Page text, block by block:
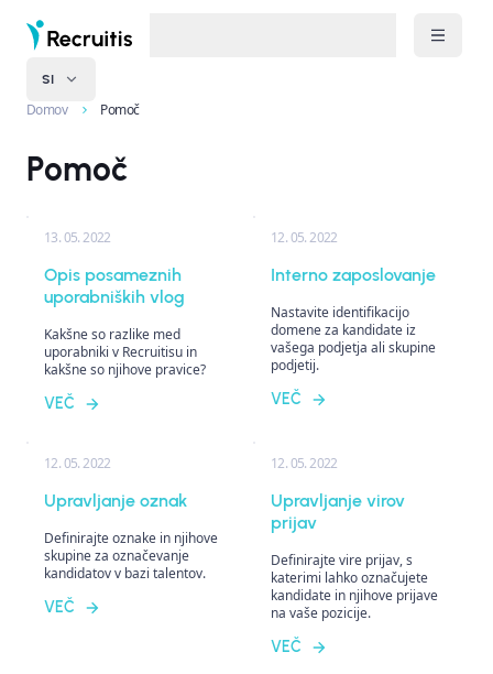
SI
Domov Pomoč
Pomoč
13. 05. 2022
Opis posameznih
uporabniških vlog
Kakšne so razlike med
uporabniki v Recruitisu in
kakšne so njihove pravice?
VEČ
12. 05. 2022
Interno zaposlovanje
Nastavite identifikacijo
domene za kandidate iz
vašega podjetja ali skupine
podjetij.
VEČ
12. 05. 2022
Upravljanje oznak
Definirajte oznake in njihove
skupine za označevanje
kandidatov v bazi talentov.
VEČ
12. 05. 2022
Upravljanje virov
prijav
Definirajte vire prijav, s
katerimi lahko označujete
kandidate in njihove prijave
na vaše pozicije.
VEČ